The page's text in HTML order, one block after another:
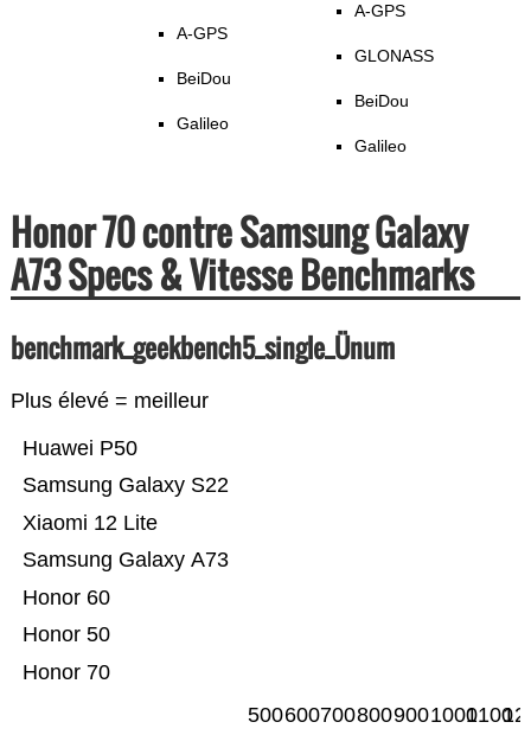
A-GPS
BeiDou
Galileo
A-GPS
GLONASS
BeiDou
Galileo
Honor 70 contre Samsung Galaxy
A73 Specs & Vitesse Benchmarks
benchmark_geekbench5_single_Ünum
Plus élevé = meilleur
Honor 70
Honor 50
Honor 60
Samsung Galaxy A73
Xiaomi 12 Lite
Samsung Galaxy S22
Huawei P50
50060070080090010001100